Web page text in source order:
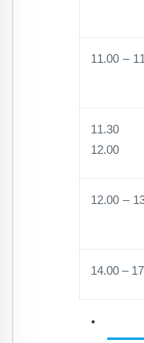
11.00 –
12.00
12.00 –
14.00 –